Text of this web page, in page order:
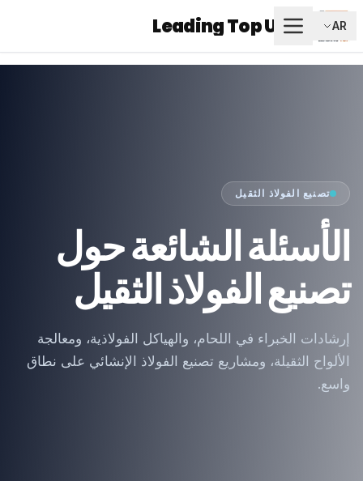
Leading Top Union AR
تصنيع الفولاذ الثقيل
الأسئلة الشائعة حول
تصنيع الفولاذ الثقيل
إرشادات الخبراء في اللحام، والهياكل الفولاذية، ومعالجة
الألواح الثقيلة، ومشاريع تصنيع الفولاذ الإنشائي على نطاق
واسع.